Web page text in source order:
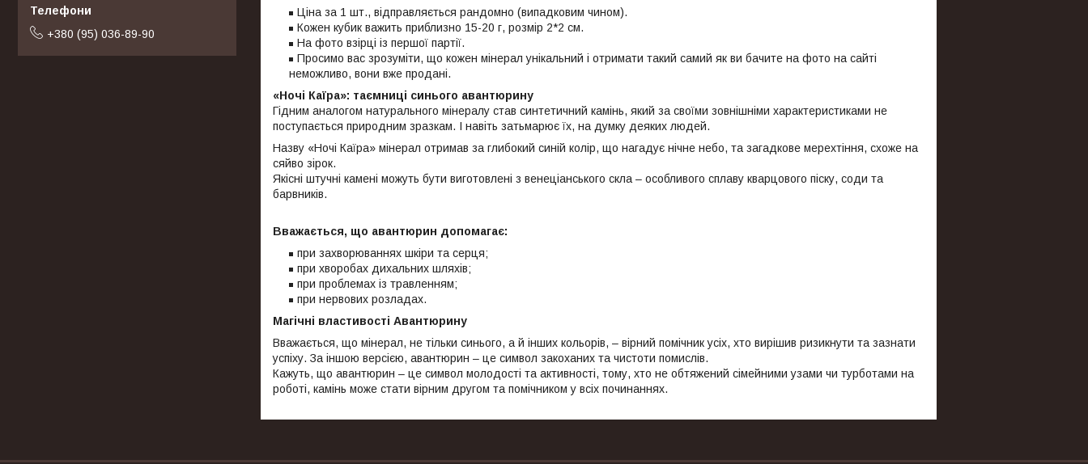
Ціна за 1 шт., відправляється рандомно (випадковим чином).
Кожен кубик важить приблизно 15-20 г, розмір 2*2 см.
На фото взірці із першої партії.
Просимо вас зрозуміти, що кожен мінерал унікальний і отримати такий самий як ви бачите на фото на сайті
неможливо, вони вже продані.
«Ночі Каїра»: таємниці синього авантюрину
Гідним аналогом натурального мінералу став синтетичний камінь, який за своїми зовнішніми характеристиками не
поступається природним зразкам. І навіть затьмарює їх, на думку деяких людей.
Назву «Ночі Каїра» мінерал отримав за глибокий синій колір, що нагадує нічне небо, та загадкове мерехтіння, схоже на
сяйво зірок.
Якісні штучні камені можуть бути виготовлені з венеціанського скла – особливого сплаву кварцового піску, соди та
барвників.
Вважається, що авантюрин допомагає:
при захворюваннях шкіри та серця;
при хворобах дихальних шляхів;
при проблемах із травленням;
при нервових розладах.
Магічні властивості Авантюрину
Вважається, що мінерал, не тільки синього, а й інших кольорів, – вірний помічник усіх, хто вирішив ризикнути та зазнати
успіху. За іншою версією, авантюрин – це символ закоханих та чистоти помислів.
Кажуть, що авантюрин – це символ молодості та активності, тому, хто не обтяжений сімейними узами чи турботами на
роботі, камінь може стати вірним другом та помічником у всіх починаннях.
+380 (95) 036-89-90